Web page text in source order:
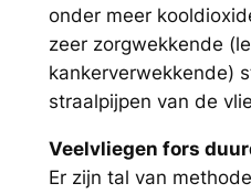
onder meer
zeer zorgwekkende
kankerverwekkende)
straalpijpen van de
Veelvliegen fors
Er zijn tal van